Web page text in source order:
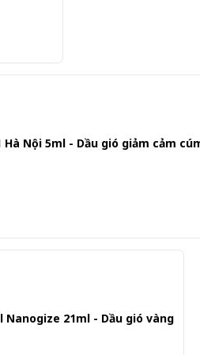
Hà Nội 5ml - Dầu gió giảm cảm
21ml - Dầu gió vàng